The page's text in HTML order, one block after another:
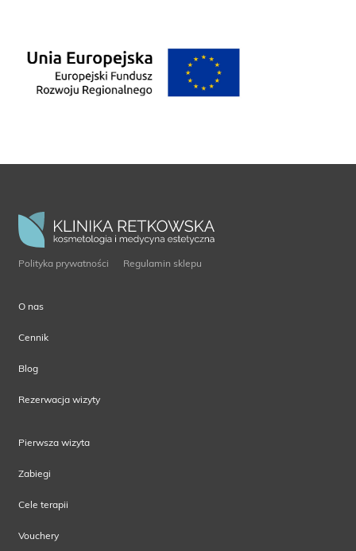
Polityka prywatności Regulamin sklepu
O nas
Cennik
Blog
Rezerwacja wizyty
Pierwsza wizyta
Zabiegi
Cele terapii
Vouchery